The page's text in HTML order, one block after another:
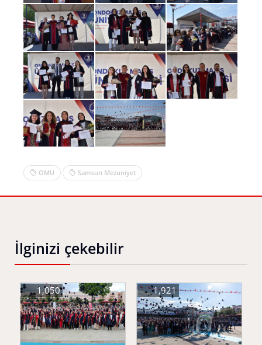
OMU Samsun Mezuniyet
İlginizi çekebilir
1,050 1,921